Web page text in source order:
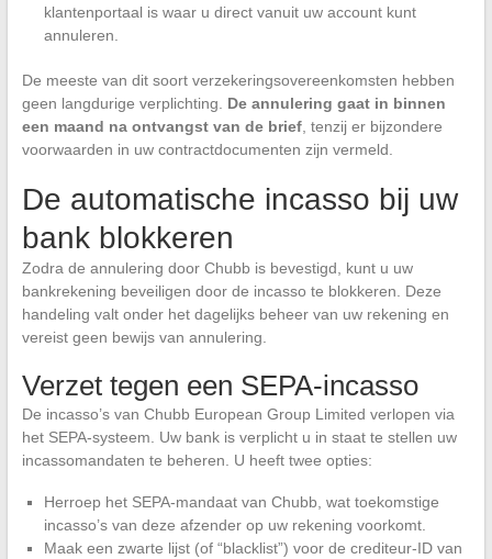
klantenportaal is waar u direct vanuit uw account kunt
annuleren.
De meeste van dit soort verzekeringsovereenkomsten hebben
geen langdurige verplichting. De annulering gaat in binnen
een maand na ontvangst van de brief, tenzij er bijzondere
voorwaarden in uw contractdocumenten zijn vermeld.
De automatische incasso bij uw
bank blokkeren
Zodra de annulering door Chubb is bevestigd, kunt u uw
bankrekening beveiligen door de incasso te blokkeren. Deze
handeling valt onder het dagelijks beheer van uw rekening en
vereist geen bewijs van annulering.
Verzet tegen een SEPA-incasso
De incasso’s van Chubb European Group Limited verlopen via
het SEPA-systeem. Uw bank is verplicht u in staat te stellen uw
incassomandaten te beheren. U heeft twee opties:
Herroep het SEPA-mandaat van Chubb, wat toekomstige
incasso’s van deze afzender op uw rekening voorkomt.
Maak een zwarte lijst (of “blacklist”) voor de crediteur-ID van